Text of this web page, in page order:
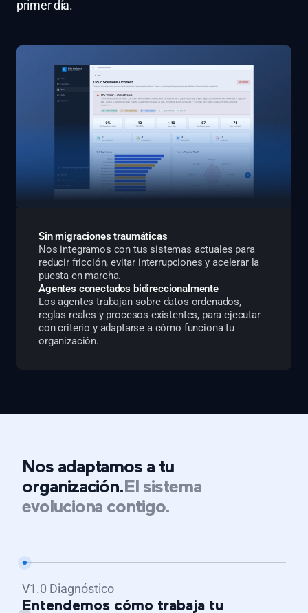
primer día.
Sin migraciones traumáticas
Nos integramos con tus sistemas actuales para
reducir fricción, evitar interrupciones y acelerar la
puesta en marcha.
Agentes conectados bidireccionalmente
Los agentes trabajan sobre datos ordenados,
reglas reales y procesos existentes, para ejecutar
con criterio y adaptarse a cómo funciona tu
organización.
Nos adaptamos a tu
organización.El sistema
evoluciona contigo.
V1.0 Diagnóstico
Entendemos cómo trabaja tu